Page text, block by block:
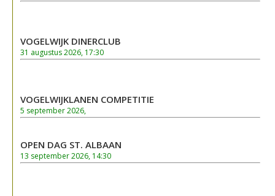
VOGELWIJK DINERCLUB
31 augustus 2026, 17:30
VOGELWIJKLANEN COMPETITIE
5 september 2026,
OPEN DAG ST. ALBAAN
13 september 2026, 14:30